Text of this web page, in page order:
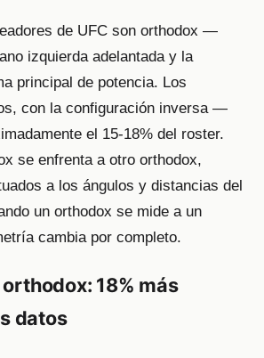
de UFC son orthodox —
izquierda adelantada y la
principal de potencia. Los
con la configuración inversa —
el 15-18% del roster.
se enfrenta a otro orthodox,
a los ángulos y distancias del
un orthodox se mide a un
cambia por completo.
18% más
datos